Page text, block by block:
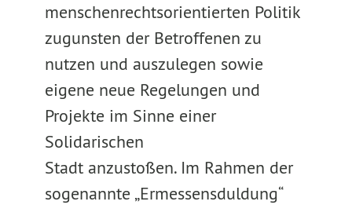
menschenrechtsorientierten Politik
zugunsten der Betroffenen zu
nutzen und auszulegen sowie
eigene neue Regelungen und
Projekte im Sinne einer
Solidarischen
Stadt anzustoßen. Im Rahmen der
sogenannte „Ermessensduldung“